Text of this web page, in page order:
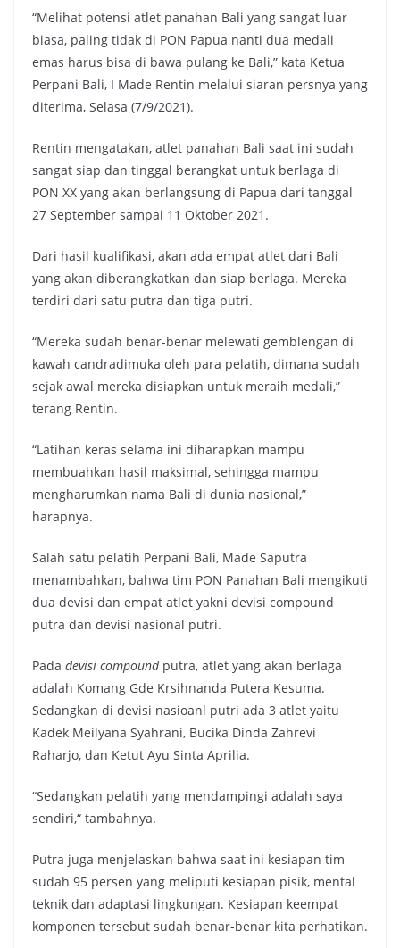
“Melihat potensi atlet panahan Bali yang sangat luar
biasa, paling tidak di PON Papua nanti dua medali
emas harus bisa di bawa pulang ke Bali,” kata Ketua
Perpani Bali, I Made Rentin melalui siaran persnya yang
diterima, Selasa (7/9/2021).
Rentin mengatakan, atlet panahan Bali saat ini sudah
sangat siap dan tinggal berangkat untuk berlaga di
PON XX yang akan berlangsung di Papua dari tanggal
27 September sampai 11 Oktober 2021.
Dari hasil kualifikasi, akan ada empat atlet dari Bali
yang akan diberangkatkan dan siap berlaga. Mereka
terdiri dari satu putra dan tiga putri.
“Mereka sudah benar-benar melewati gemblengan di
kawah candradimuka oleh para pelatih, dimana sudah
sejak awal mereka disiapkan untuk meraih medali,”
terang Rentin.
“Latihan keras selama ini diharapkan mampu
membuahkan hasil maksimal, sehingga mampu
mengharumkan nama Bali di dunia nasional,”
harapnya.
Salah satu pelatih Perpani Bali, Made Saputra
menambahkan, bahwa tim PON Panahan Bali mengikuti
dua devisi dan empat atlet yakni devisi compound
putra dan devisi nasional putri.
Pada devisi compoundputra, atlet yang akan berlaga
adalah Komang Gde Krsihnanda Putera Kesuma.
Sedangkan di devisi nasioanl putri ada 3 atlet yaitu
Kadek Meilyana Syahrani, Bucika Dinda Zahrevi
Raharjo, dan Ketut Ayu Sinta Aprilia.
“Sedangkan pelatih yang mendampingi adalah saya
sendiri,“ tambahnya.
Putra juga menjelaskan bahwa saat ini kesiapan tim
sudah 95 persen yang meliputi kesiapan pisik, mental
teknik dan adaptasi lingkungan. Kesiapan keempat
komponen tersebut sudah benar-benar kita perhatikan.